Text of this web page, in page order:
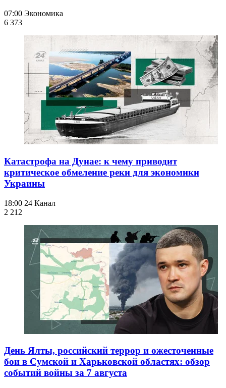
07:00 Экономика
6 373
Катастрофа на Дунае: к чему приводит
критическое обмеление реки для экономики
Украины
18:00 24 Канал
2 212
День Ялты, российский террор и ожесточенные
бои в Сумской и Харьковской областях: обзор
событий войны за 7 августа